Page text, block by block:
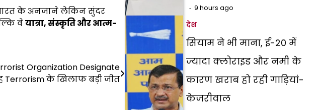
के अनजाने लेकिन सुंदर
वेयात्रा,संस्कृति और आत्म-
Organization Designate
Terrorism के खिलाफ बड़ी जीत
9 hours ago
देश
सियाम ने भी माना, ई-20 में
ज्यादा क्लोराइड और नमी के
कारण खराब हो रही गाड़ियां-
केजरीवाल